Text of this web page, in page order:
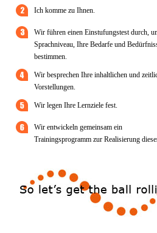
Ich komme zu Ihnen.
Wir führen einen Einstufungstest durch,
Sprachniveau, Ihre Bedarfe und
bestimmen.
Wir besprechen Ihre inhaltlichen und
Vorstellungen.
Wir legen Ihre Lernziele fest.
Wir entwickeln gemeinsam ein
Trainingsprogramm zur Realisierung